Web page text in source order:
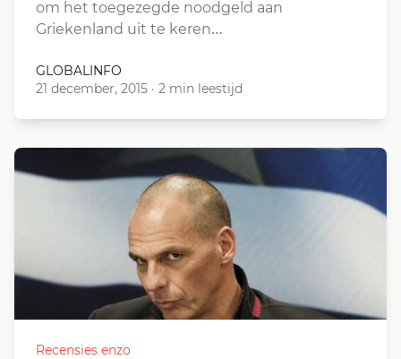
om het toegezegde noodgeld aan
Griekenland uit te keren…
GLOBALINFO
21 december, 2015 · 2 min leestijd
Recensies enzo